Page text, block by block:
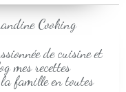
de cuisine et
mes recettes
famille en toutes